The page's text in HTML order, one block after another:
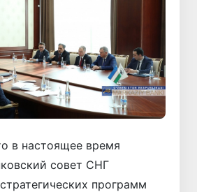
в настоящее время
совет СНГ
программ